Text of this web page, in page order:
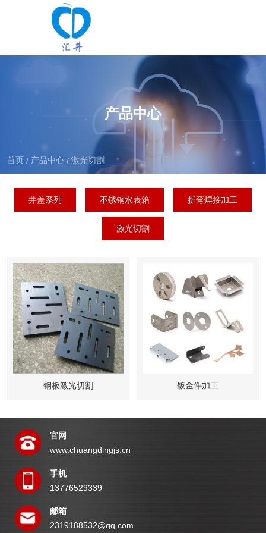
产品中心
首页 / 产品中心 / 激光切割
井盖系列 不锈钢水表箱 折弯焊接加工
激光切割
钢板激光切割 钣金件加工
官网
www.chuangdingjs.cn
手机
13776529339
邮箱
2319188532@qq.com